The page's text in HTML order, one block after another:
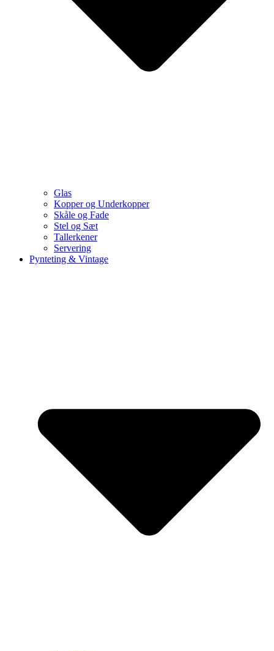
Glas
Kopper og Underkopper
Skåle og Fade
Stel og Sæt
Tallerkener
Servering
Pynteting & Vintage